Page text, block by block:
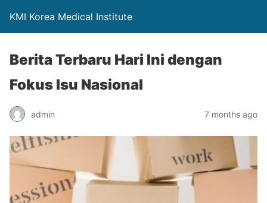
KMI Korea Medical Institute
Berita Terbaru Hari Ini dengan
Fokus Isu Nasional
admin 7 months ago